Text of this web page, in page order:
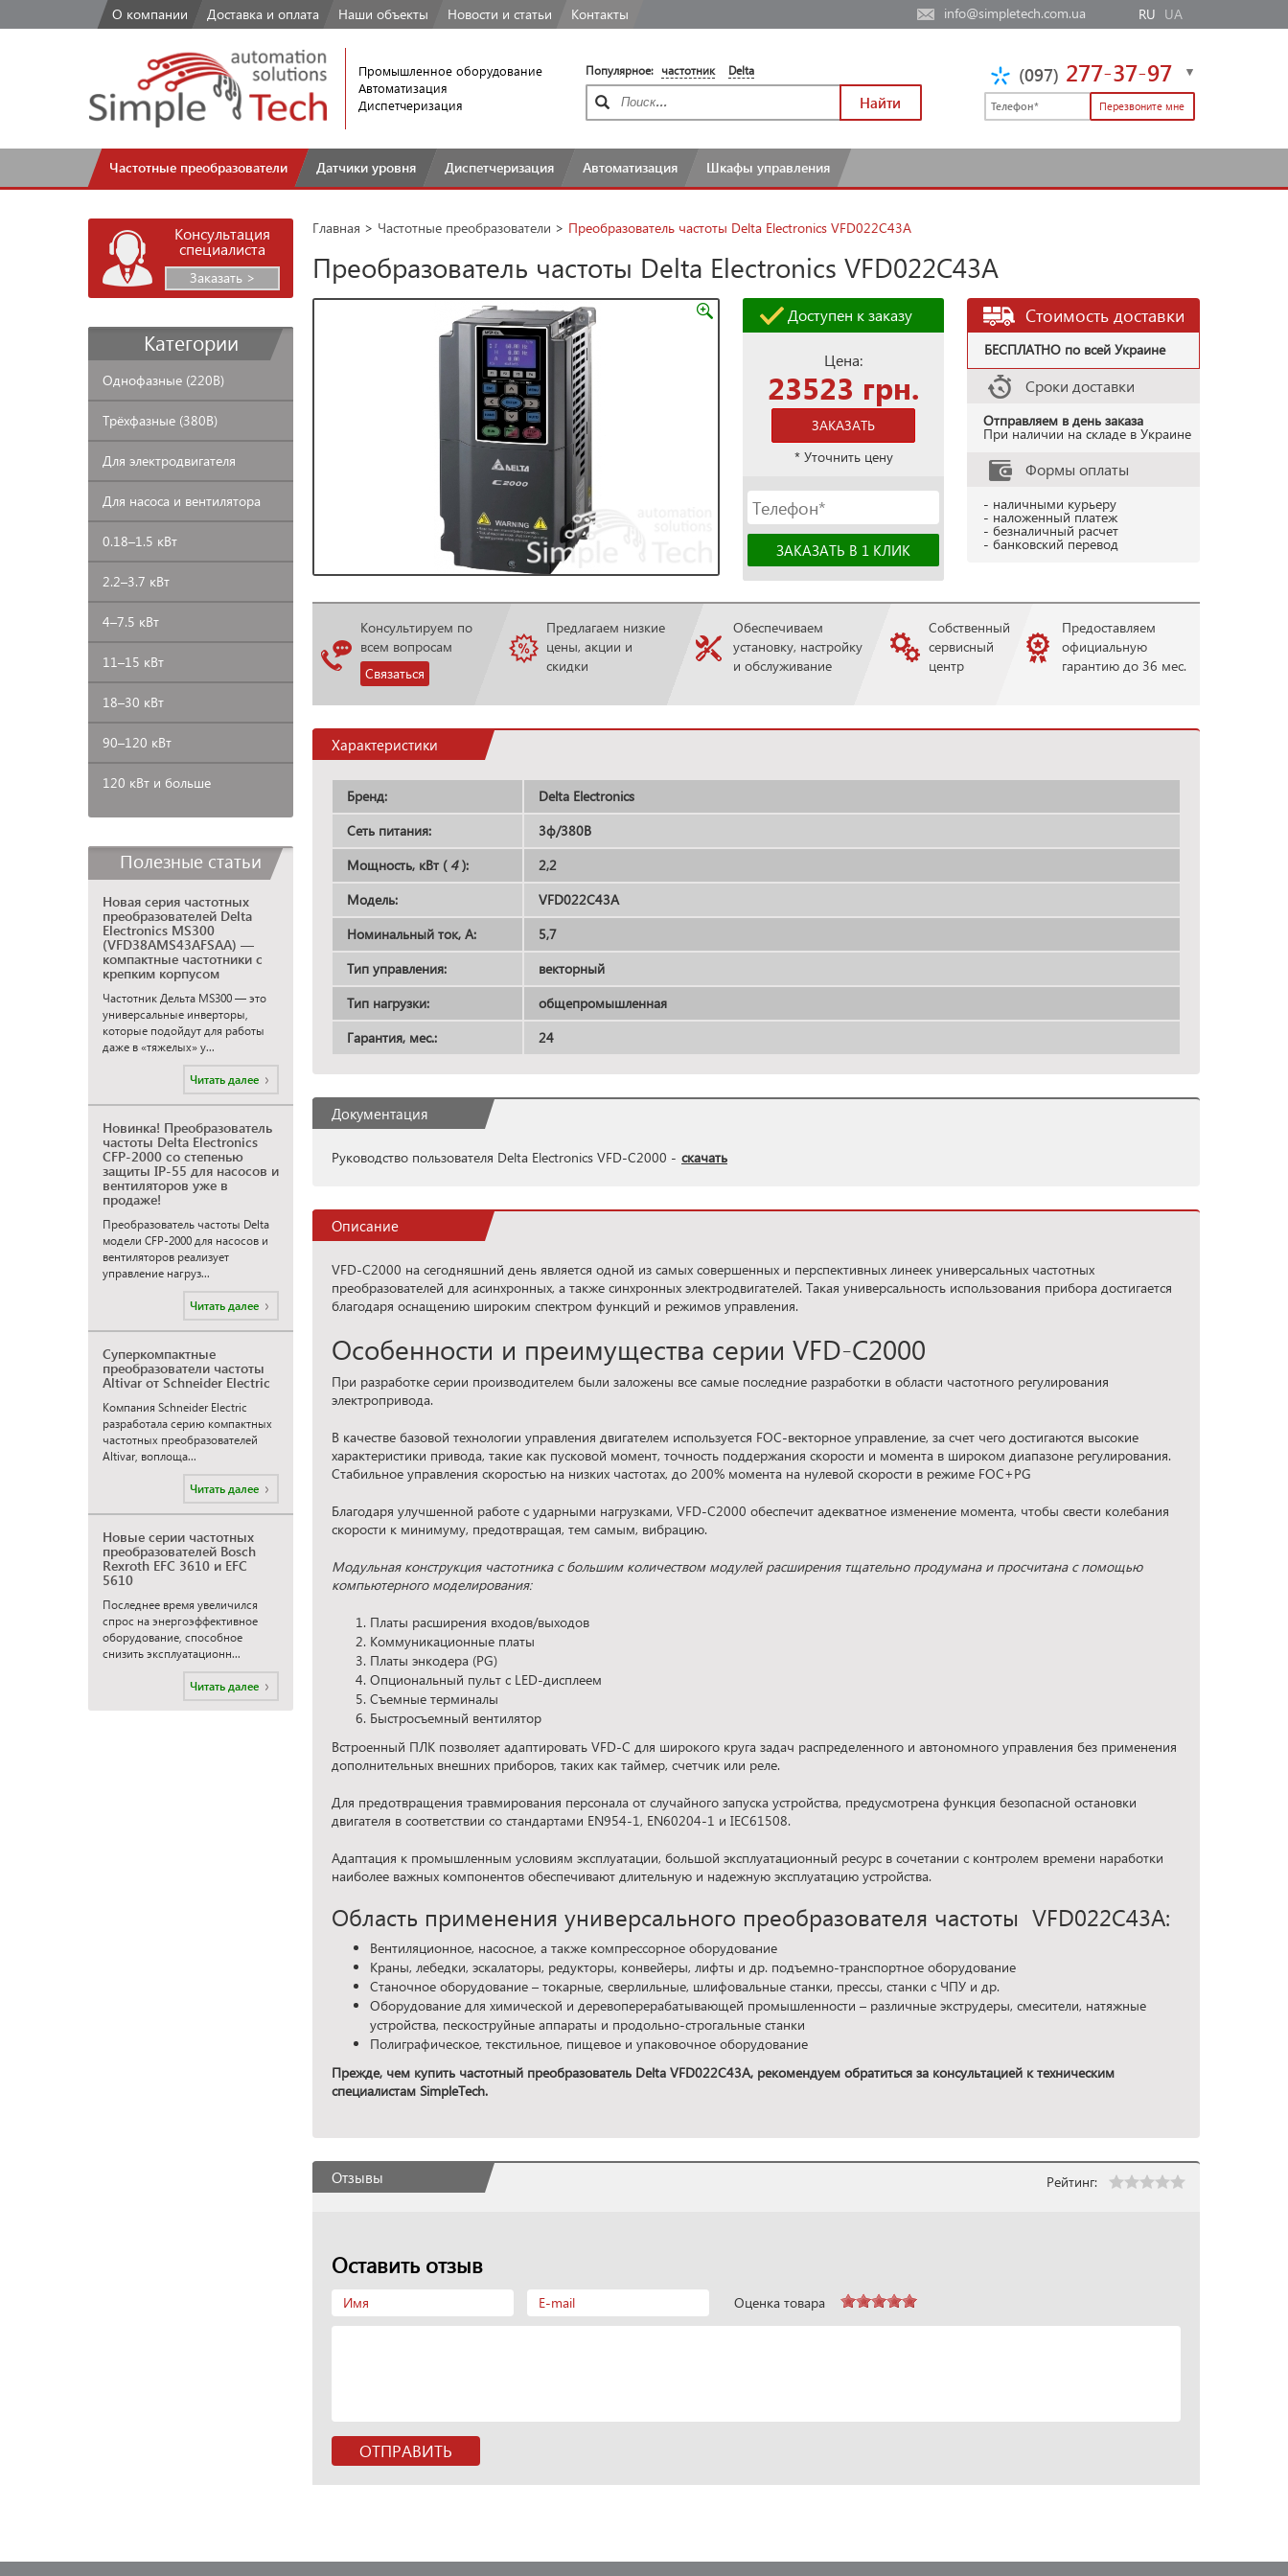
О компании Доставка и оплата Наши объекты Новости и статьи Контакты info@simpletech.com.ua RU UA
Промышленное оборудование
Автоматизация
Диспетчеризация
Популярное: частотник Delta
Найти
(097) 277-37-97
Частотные преобразователи Датчики уровня Диспетчеризация Автоматизация Шкафы управления
Главная > Частотные преобразователи > Преобразователь частоты Delta Electronics VFD022C43A
Преобразователь частоты Delta Electronics VFD022C43A
Доступен к заказу
Цена:
23523 грн.
ЗАКАЗАТЬ
* Уточнить цену
Стоимость доставки
БЕСПЛАТНО по всей Украине
Сроки доставки
Отправляем в день заказа
При наличии на складе в Украине
Формы оплаты
- наличными курьеру
- наложенный платеж
- безналичный расчет
- банковский перевод
Консультируем по
всем вопросам
Связаться
Предлагаем низкие
цены, акции и
скидки
Обеспечиваем
установку, настройку
и обслуживание
Собственный
сервисный
центр
Предоставляем
официальную
гарантию до 36 мес.
Характеристики
Бренд:
Delta Electronics
Сеть питания:
3ф/380В
Мощность, кВт (4):
2,2
Модель:
VFD022C43A
Номинальный ток, А:
5,7
Тип управления:
векторный
Тип нагрузки:
общепромышленная
Гарантия, мес.:
24
Документация
Руководство пользователя Delta Electronics VFD-C2000 - скачать
Описание
VFD-C2000 на сегодняшний день является одной из самых совершенных и перспективных линеек универсальных частотных
преобразователей для асинхронных, а также синхронных электродвигателей. Такая универсальность использования прибора достигается
благодаря оснащению широким спектром функций и режимов управления.
Особенности и преимущества серии VFD-C2000
При разработке серии производителем были заложены все самые последние разработки в области частотного регулирования
электропривода.
В качестве базовой технологии управления двигателем используется FOC-векторное управление, за счет чего достигаются высокие
характеристики привода, такие как пусковой момент, точность поддержания скорости и момента в широком диапазоне регулирования.
Стабильное управления скоростью на низких частотах, до 200% момента на нулевой скорости в режиме FOC+PG
Благодаря улучшенной работе с ударными нагрузками, VFD-C2000 обеспечит адекватное изменение момента, чтобы свести колебания
скорости к минимуму, предотвращая, тем самым, вибрацию.
Модульная конструкция частотника с большим количеством модулей расширения тщательно продумана и просчитана с помощью
компьютерного моделирования:
Платы расширения входов/выходов
Коммуникационные платы
Платы энкодера (PG)
Опциональный пульт с LED-дисплеем
Съемные терминалы
Быстросъемный вентилятор
Встроенный ПЛК позволяет адаптировать VFD-C для широкого круга задач распределенного и автономного управления без применения
дополнительных внешних приборов, таких как таймер, счетчик или реле.
Для предотвращения травмирования персонала от случайного запуска устройства, предусмотрена функция безопасной остановки
двигателя в соответствии со стандартами EN954-1, EN60204-1 и IEC61508.
Адаптация к промышленным условиям эксплуатации, большой эксплуатационный ресурс в сочетании с контролем времени наработки
наиболее важных компонентов обеспечивают длительную и надежную эксплуатацию устройства.
Область применения универсального преобразователя частоты VFD022C43А:
Вентиляционное, насосное, а также компрессорное оборудование
Краны, лебедки, эскалаторы, редукторы, конвейеры, лифты и др. подъемно-транспортное оборудование
Станочное оборудование – токарные, сверлильные, шлифовальные станки, прессы, станки с ЧПУ и др.
Оборудование для химической и деревоперерабатывающей промышленности – различные экструдеры, смесители, натяжные
устройства, пескоструйные аппараты и продольно-строгальные станки
Полиграфическое, текстильное, пищевое и упаковочное оборудование
Прежде, чем купить частотный преобразователь Delta VFD022C43А, рекомендуем обратиться за консультацией к техническим
специалистам SimpleTech.
Отзывы Рейтинг:
Оставить отзыв
Оценка товара
Консультация
специалиста
Заказать >
Категории
Однофазные (220В)
Трёхфазные (380В)
Для электродвигателя
Для насоса и вентилятора
0.18–1.5 кВт
2.2–3.7 кВт
4–7.5 кВт
11–15 кВт
18–30 кВт
90–120 кВт
120 кВт и больше
Полезные статьи
Новая серия частотных
преобразователей Delta
Electronics MS300
(VFD38AMS43AFSAA) —
компактные частотники с
крепким корпусом
Частотник Дельта MS300 — это
универсальные инверторы,
которые подойдут для работы
даже в «тяжелых» у...
Читать далее
Новинка! Преобразователь
частоты Delta Electronics
CFP-2000 со степенью
защиты IP-55 для насосов и
вентиляторов уже в
продаже!
Преобразователь частоты Delta
модели CFP-2000 для насосов и
вентиляторов реализует
управление нагруз...
Читать далее
Суперкомпактные
преобразователи частоты
Altivar от Schneider Electric
Компания Schneider Electric
разработала серию компактных
частотных преобразователей
Altivar, воплоща...
Читать далее
Новые серии частотных
преобразователей Bosch
Rexroth EFC 3610 и EFC
5610
Последнее время увеличился
спрос на энергоэффективное
оборудование, способное
снизить эксплуатационн...
Читать далее